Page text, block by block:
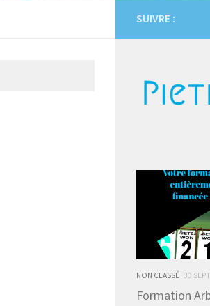
SUIVRE :
NON CLASSÉ 30
Formation